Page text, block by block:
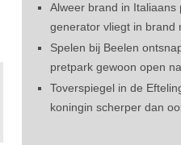
Alweer brand in Italiaans
generator vliegt in brand
Spelen bij Beelen
pretpark gewoon open
Toverspiegel in de
koningin scherper dan